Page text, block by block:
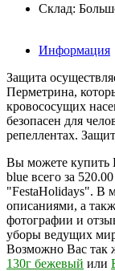
Склад:
Информация
Защита
Перметрина,
кровососущих
безопасен для
репеллентах.
Вы можете купить
blue всего за
"FestaHolidays". В
описаниями, а
фотографии и
уборы ведущих
Возможно Вас так
130г бежевый или